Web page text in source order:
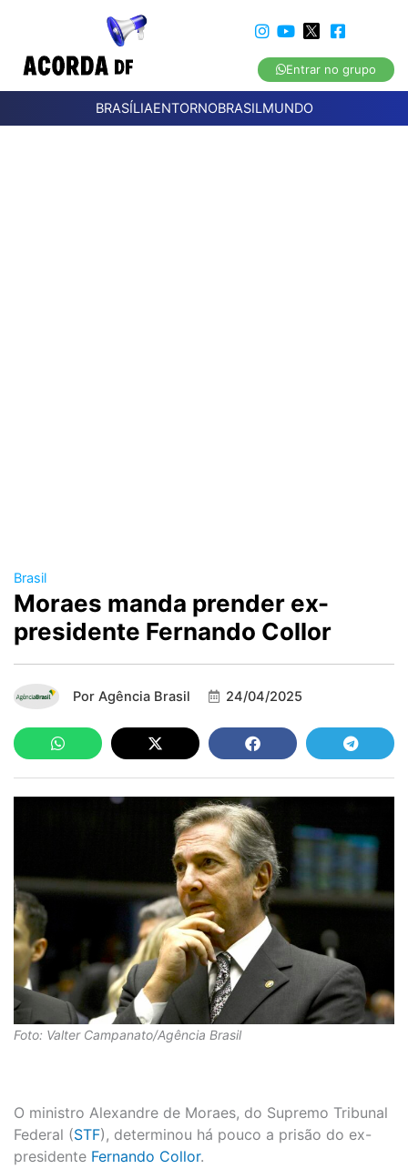
Entrar no grupo
BRASÍLIAENTORNOBRASILMUNDO
Brasil
Moraes manda prender ex-
presidente Fernando Collor
Por Agência Brasil 24/04/2025
Foto: Valter Campanato/Agência Brasil
O ministro Alexandre de Moraes, do Supremo Tribunal
Federal (STF), determinou há pouco a prisão do ex-
presidente Fernando Collor.